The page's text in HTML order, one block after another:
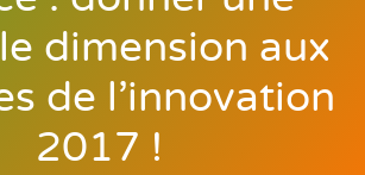
dimension aux
de l’innovation
2017 !